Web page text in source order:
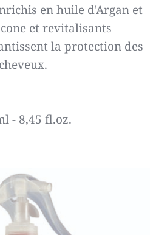
en huile d'Argan et
et revitalisants
la protection des
cheveux.
- 8,45 fl.oz.